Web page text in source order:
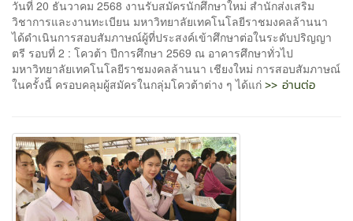
วันที่ 20 ธันวาคม 2568 งานรับสมัครนักศึกษาใหม่ สำนักส่งเสริม
วิชาการและงานทะเบียน มหาวิทยาลัยเทคโนโลยีราชมงคลล้านนา
ได้ดำเนินการสอบสัมภาษณ์ผู้ที่ประสงค์เข้าศึกษาต่อในระดับปริญญา
ตรี รอบที่ 2 : โควต้า ปีการศึกษา 2569 ณ อาคารศึกษาทั่วไป
มหาวิทยาลัยเทคโนโลยีราชมงคลล้านนา เชียงใหม่ การสอบสัมภาษณ์
ในครั้งนี้ ครอบคลุมผู้สมัครในกลุ่มโควต้าต่าง ๆ ได้แก่ >> อ่านต่อ